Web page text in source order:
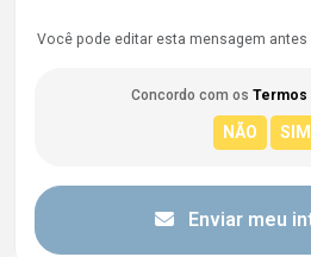
Você pode editar esta mensagem antes
Concordo com os Termos
Enviar meu